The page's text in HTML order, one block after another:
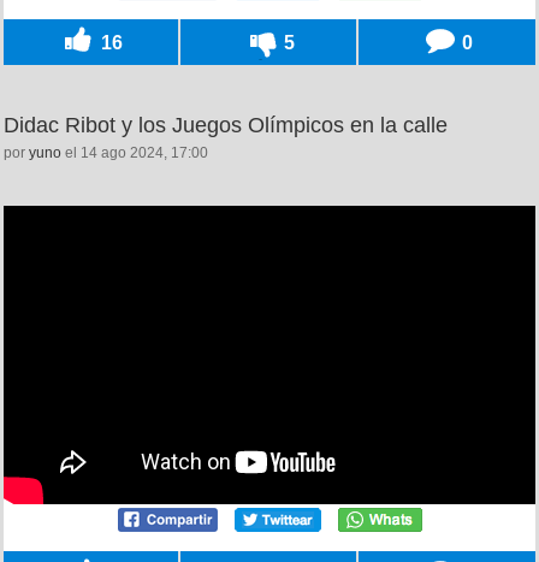
16 5 0
Didac Ribot y los Juegos Olímpicos en la calle
por yuno el 14 ago 2024, 17:00